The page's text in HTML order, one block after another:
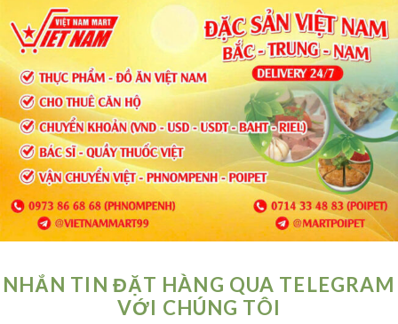
NHẮN TIN ĐẶT HÀNG QUA TELEGRAM
VỚI CHÚNG TÔI